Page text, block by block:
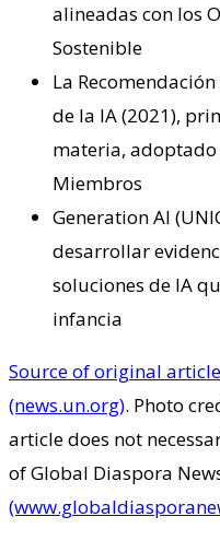
alineadas con los
Sostenible
La
de la IA (2021),
materia, adoptado
Miembros
Generation AI
desarrollar
soluciones de IA
infancia
Source of original
(news.un.org). Photo
article does not
of Global Diaspora